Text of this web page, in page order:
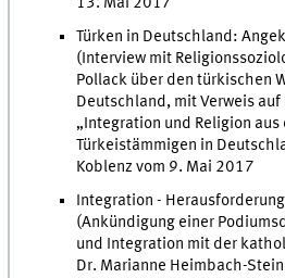
13. Mai 2017
Türken in Deutschland:
(Interview mit
Pollack über den türkischen
Deutschland, mit Verweis
„Integration und Religion aus
Türkeistämmigen in
Koblenz vom 9. Mai 2017
Integration -
(Ankündigung einer
und Integration mit der
Dr. Marianne Heimbach-